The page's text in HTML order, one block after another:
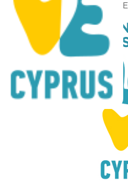
POLITISTIKO KENTRO
POLITISTIKO
AGIOS